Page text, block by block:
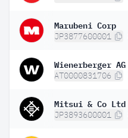
Marubeni Corp
JP3877600001
Wienerberger AG
AT0000831706
Mitsui & Co Ltd
JP3893600001